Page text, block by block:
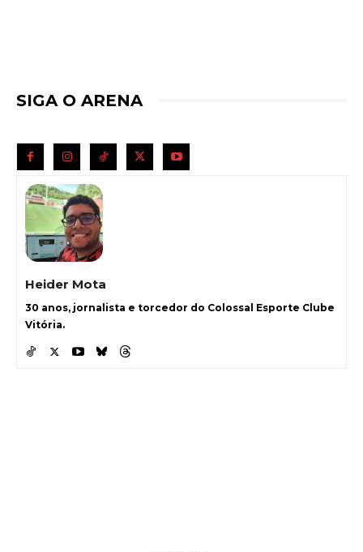
SIGA O ARENA
Heider Mota
30 anos, jornalista e torcedor do Colossal Esporte Clube
Vitória.